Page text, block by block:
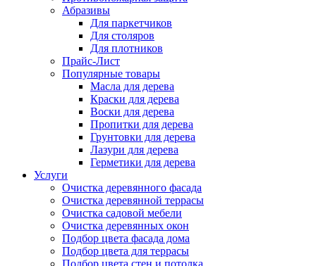
Абразивы
Для паркетчиков
Для столяров
Для плотников
Прайс-Лист
Популярные товары
Масла для дерева
Краски для дерева
Воски для дерева
Пропитки для дерева
Грунтовки для дерева
Лазури для дерева
Герметики для дерева
Услуги
Очистка деревянного фасада
Очистка деревянной террасы
Очистка садовой мебели
Очистка деревянных окон
Подбор цвета фасада дома
Подбор цвета для террасы
Подбор цвета стен и потолка